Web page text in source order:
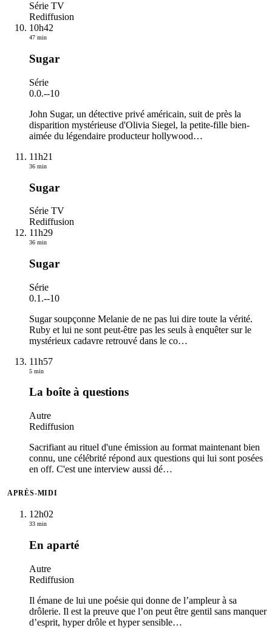
Série TV
Rediffusion
10h42
47 min
Sugar
Série
0.0.--10
John Sugar, un détective privé américain, suit de près la
disparition mystérieuse d'Olivia Siegel, la petite-fille bien-
aimée du légendaire producteur hollywood…
11h21
36 min
Sugar
Série TV
Rediffusion
11h29
36 min
Sugar
Série
0.1.--10
Sugar soupçonne Melanie de ne pas lui dire toute la vérité.
Ruby et lui ne sont peut-être pas les seuls à enquêter sur le
mystérieux cadavre retrouvé dans le co…
11h57
5 min
La boîte à questions
Autre
Rediffusion
Sacrifiant au rituel d'une émission au format maintenant bien
connu, une célébrité répond aux questions qui lui sont posées
en off. C'est une interview aussi dé…
APRÈS-MIDI
12h02
33 min
En aparté
Autre
Rediffusion
Il émane de lui une poésie qui donne de l’ampleur à sa
drôlerie. Il est la preuve que l’on peut être gentil sans manquer
d’esprit, hyper drôle et hyper sensible…